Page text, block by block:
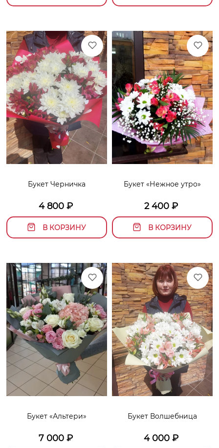
Букет Черничка
4 800₽
В КОРЗИНУ
Букет «Нежное утро»
2 400 ₽
В КОРЗИНУ
Букет «Альтери»
7 000₽
Букет Волшебница
4 000 ₽